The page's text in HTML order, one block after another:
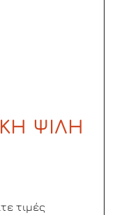
ΨΙΛΗ
τιμές